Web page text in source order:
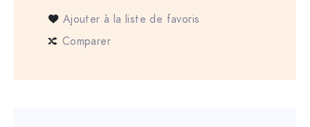
Ajouter à la liste de favoris
Comparer